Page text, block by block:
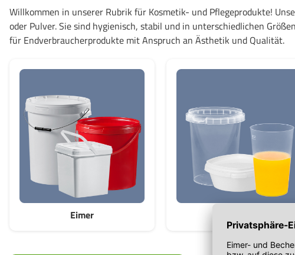
Willkommen in unserer Rubrik für Kosmetik- und Pflegeprodukte!
oder Pulver. Sie sind hygienisch, stabil und in unterschiedlichen
für Endverbraucherprodukte mit Anspruch an Ästhetik und Qualität.
Eimer